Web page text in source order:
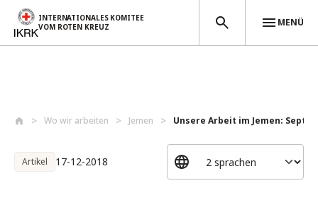
INTERNATIONALES KOMITEE
VOM ROTEN KREUZ
MENÜ
Wo wir arbeiten Jemen Unsere Arbeit im Jemen:
Artikel 17-12-2018